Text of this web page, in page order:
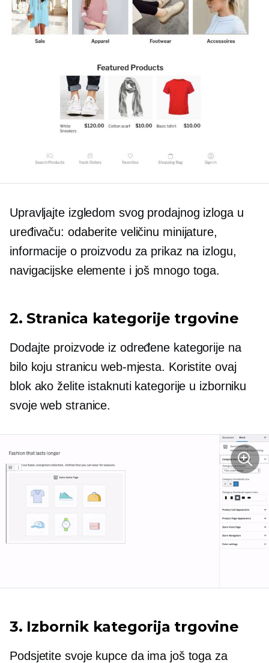
Upravljajte izgledom svog prodajnog izloga u
uređivaču: odaberite veličinu minijature,
informacije o proizvodu za prikaz na izlogu,
navigacijske elemente i još mnogo toga.
2. Stranica kategorije trgovine
Dodajte proizvode iz određene kategorije na
bilo koju stranicu web-mjesta. Koristite ovaj
blok ako želite istaknuti kategorije u izborniku
svoje web stranice.
3. Izbornik kategorija trgovine
Podsjetite svoje kupce da ima još toga za